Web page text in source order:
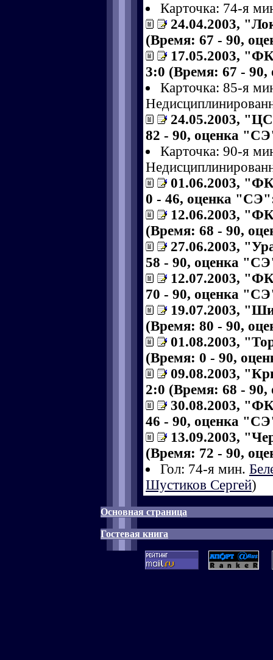
Карточка: 74-я
24.04.2003,
(Время: 67 - 90,
17.05.2003,
3:0 (Время: 67 -
Карточка: 85-я
24.05.2003,
82 - 90, оценка
Карточка: 90-я
01.06.2003,
0 - 46, оценка
12.06.2003,
(Время: 68 - 90,
27.06.2003,
58 - 90, оценка
12.07.2003,
70 - 90, оценка
19.07.2003,
(Время: 80 - 90,
01.08.2003,
(Время: 0 - 90,
09.08.2003,
2:0 (Время: 68 -
30.08.2003,
46 - 90, оценка
13.09.2003,
(Время: 72 - 90,
Гол: 74-я мин.
Шустиков Сергей)
Основная страница
Гостевая книга